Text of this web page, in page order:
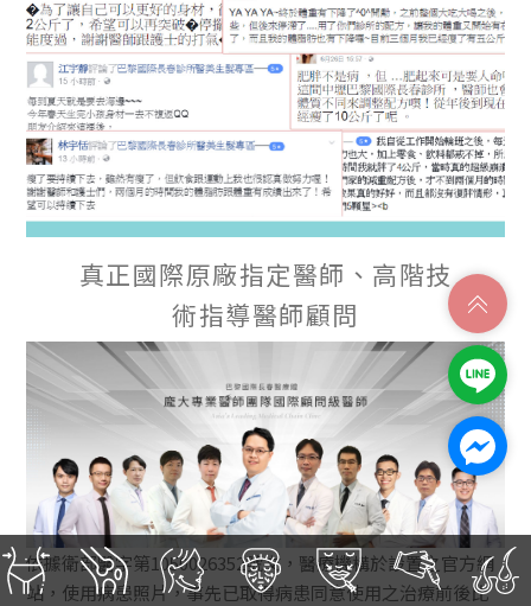
真正國際原廠指定醫師、高階技
術指導醫師顧問
依據衛部醫字第1050026352號文，醫療機構於設置之官方網
站，使用病患照片，事先已取得病患同意使用之治療前後比